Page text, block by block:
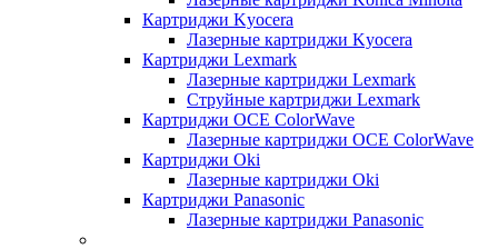
Картриджи Kyocera
Лазерные картриджи Kyocera
Картриджи Lexmark
Лазерные картриджи Lexmark
Струйные картриджи Lexmark
Картриджи OCE ColorWave
Лазерные картриджи OCE ColorWave
Картриджи Oki
Лазерные картриджи Oki
Картриджи Panasonic
Лазерные картриджи Panasonic